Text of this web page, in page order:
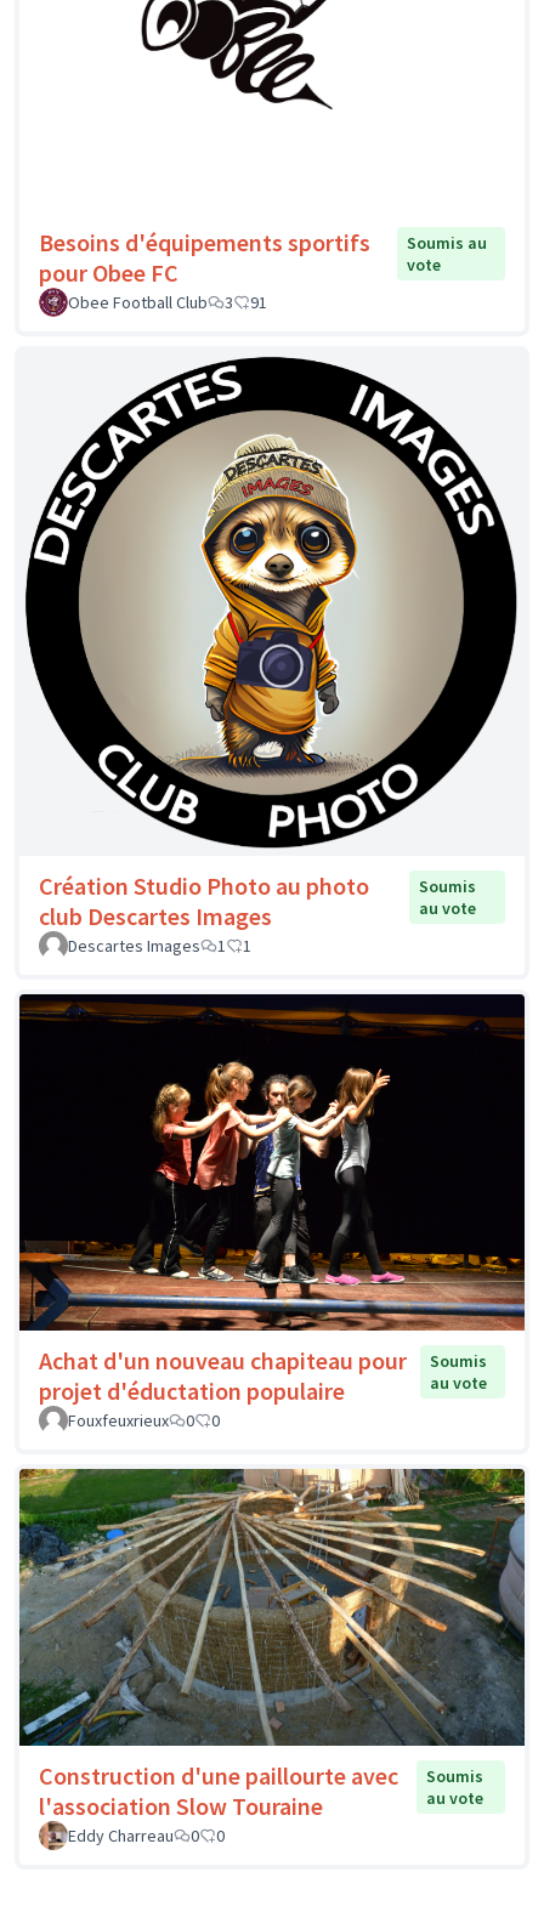
Besoins d'équipements sportifs
pour Obee FC
Soumis au
vote
Obee Football Club
3 91
Création Studio Photo au photo
club Descartes Images
Soumis
au vote
Descartes Images
1 1
Achat d'un nouveau chapiteau pour
projet d'éductation populaire
Soumis
au vote
Fouxfeuxrieux
0 0
Construction d'une paillourte avec
l'association Slow Touraine
Soumis
au vote
Eddy Charreau
0 0